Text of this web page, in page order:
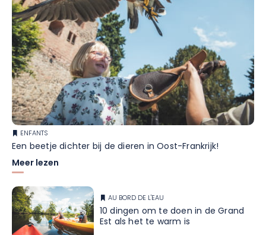
ENFANTS
Een beetje dichter bij de dieren in Oost-Frankrijk!
Meer lezen
AU BORD DE L'EAU
10 dingen om te doen in de Grand
Est als het te warm is